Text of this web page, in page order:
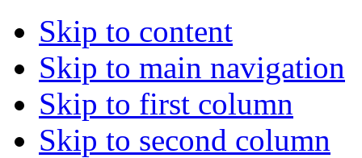
Skip to content
Skip to main navigation
Skip to first column
Skip to second column